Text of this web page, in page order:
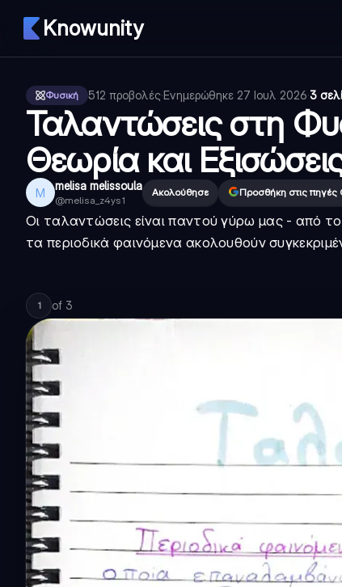
Knowunity
Φυσική 512 προβολές·Ενημερώθηκε 27 Ιουλ 2026·3
Ταλαντώσεις στη
Θεωρία και
M melisa melissoula
@melisa_z4ys1
Ακολούθησε Προσθήκη στις πηγές
Οι ταλαντώσεις είναι παντού γύρω μας - από
τα περιοδικά φαινόμενα ακολουθούν
1 of 3